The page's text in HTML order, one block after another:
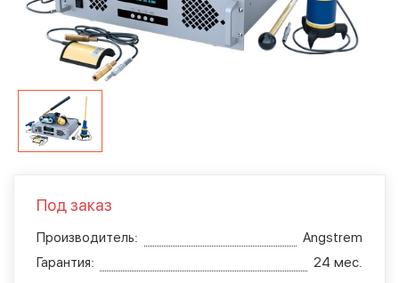
Под заказ
Производитель:
Angstrem
Гарантия:
24 мес.